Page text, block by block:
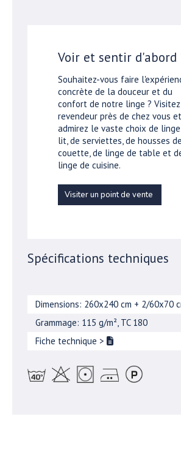
Voir et sentir d'abord
Souhaitez-vous faire
concrète de la douceur et du
confort de notre linge ?
revendeur près de chez vous et
admirez le vaste choix de
lit, de serviettes, de housses de
couette, de linge de table et
linge de cuisine.
Visiter un point de vente
Spécifications techniques
Dimensions: 260x240 cm + 2/60x70
Grammage: 115 g/m², TC 180
Fiche technique >